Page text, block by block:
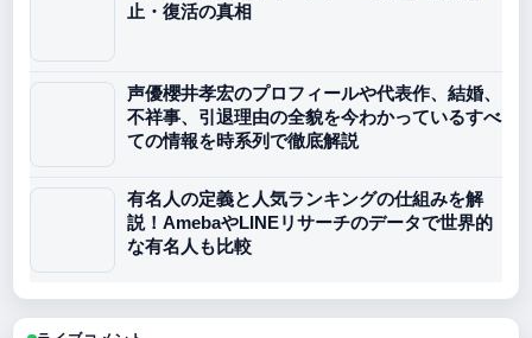
止・復活の真相
声優櫻井孝宏のプロフィールや代表作、結婚、
不祥事、引退理由の全貌を今わかっているすべ
ての情報を時系列で徹底解説
有名人の定義と人気ランキングの仕組みを解
説！AmebaやLINEリサーチのデータで世界的
な有名人も比較